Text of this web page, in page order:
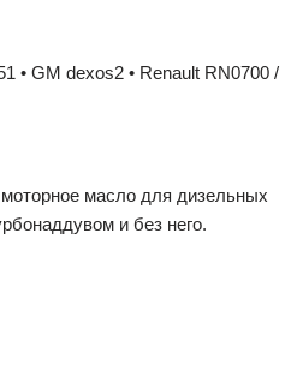
• GM dexos2 • Renault RN0700 /
масло для дизельных
и без него.